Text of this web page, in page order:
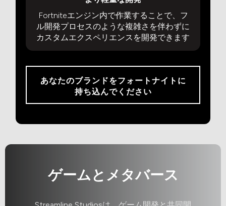
Fortniteエンジン内で作業することで、フ
ル開発プロセスのような複雑さを伴わずに
カスタムエクスペリエンスを開発できます
あなたのブランドをフォートナイトに
持ち込んでください
ゲームとメタバース